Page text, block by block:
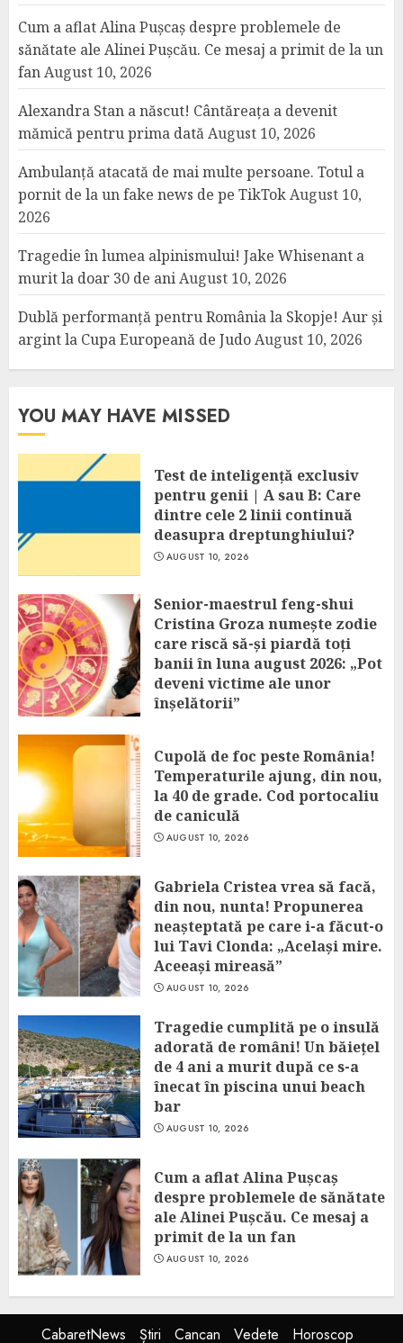
Cum a aflat Alina Pușcaș despre problemele de
sănătate ale Alinei Pușcău. Ce mesaj a primit de la un
fanAugust 10, 2026
Alexandra Stan a născut! Cântăreața a devenit
mămică pentru prima datăAugust 10, 2026
Ambulanță atacată de mai multe persoane. Totul a
pornit de la un fake news de pe TikTokAugust 10,
2026
Tragedie în lumea alpinismului! Jake Whisenant a
murit la doar 30 de aniAugust 10, 2026
Dublă performanță pentru România la Skopje! Aur și
argint la Cupa Europeană de JudoAugust 10, 2026
YOU MAY HAVE MISSED
Test de inteligență exclusiv
pentru genii | A sau B: Care
dintre cele 2 linii continuă
deasupra dreptunghiului?
AUGUST 10, 2026
Senior-maestrul feng-shui
Cristina Groza numește zodie
care riscă să-și piardă toți
banii în luna august 2026: „Pot
deveni victime ale unor
înșelătorii”
Cupolă de foc peste România!
Temperaturile ajung, din nou,
la 40 de grade. Cod portocaliu
de caniculă
AUGUST 10, 2026
Gabriela Cristea vrea să facă,
din nou, nunta! Propunerea
neașteptată pe care i-a făcut-o
lui Tavi Clonda: „Același mire.
Aceeași mireasă”
AUGUST 10, 2026
Tragedie cumplită pe o insulă
adorată de români! Un băiețel
de 4 ani a murit după ce s-a
înecat în piscina unui beach
bar
AUGUST 10, 2026
Cum a aflat Alina Pușcaș
despre problemele de sănătate
ale Alinei Pușcău. Ce mesaj a
primit de la un fan
AUGUST 10, 2026
CabaretNews Știri Cancan Vedete Horoscop